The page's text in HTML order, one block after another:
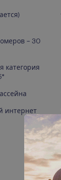
– 30
категория
интернет